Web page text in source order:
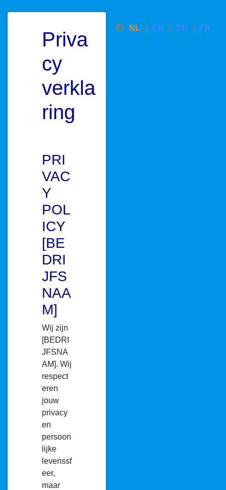
NL EN DE FR
Priva
cy
verkla
ring
PRI
VAC
Y
POL
ICY
[BE
DRI
JFS
NAA
M]
Wij zijn
[BEDRI
JFSNA
AM]. Wij
respect
eren
jouw
privacy
en
persoon
lijke
levenssf
eer,
maar